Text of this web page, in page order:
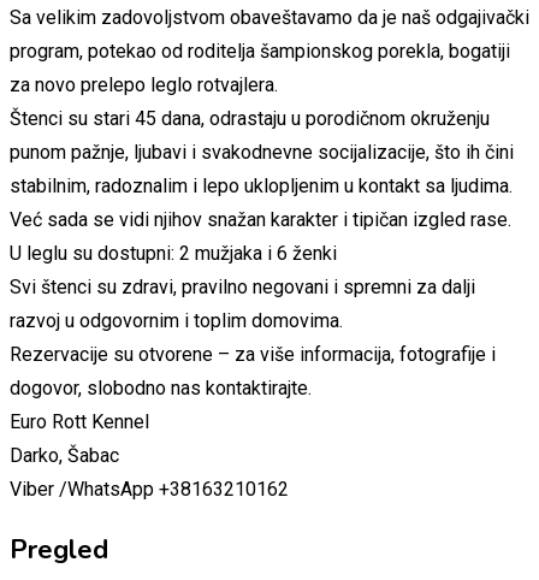
Sa velikim zadovoljstvom obaveštavamo da je naš odgajivački
program, potekao od roditelja šampionskog porekla, bogatiji
za novo prelepo leglo rotvajlera.
Štenci su stari 45 dana, odrastaju u porodičnom okruženju
punom pažnje, ljubavi i svakodnevne socijalizacije, što ih čini
stabilnim, radoznalim i lepo uklopljenim u kontakt sa ljudima.
Već sada se vidi njihov snažan karakter i tipičan izgled rase.
U leglu su dostupni: 2 mužjaka i 6 ženki
Svi štenci su zdravi, pravilno negovani i spremni za dalji
razvoj u odgovornim i toplim domovima.
Rezervacije su otvorene – za više informacija, fotografije i
dogovor, slobodno nas kontaktirajte.
Euro Rott Kennel
Darko, Šabac
Viber /WhatsApp +38163210162
Pregled